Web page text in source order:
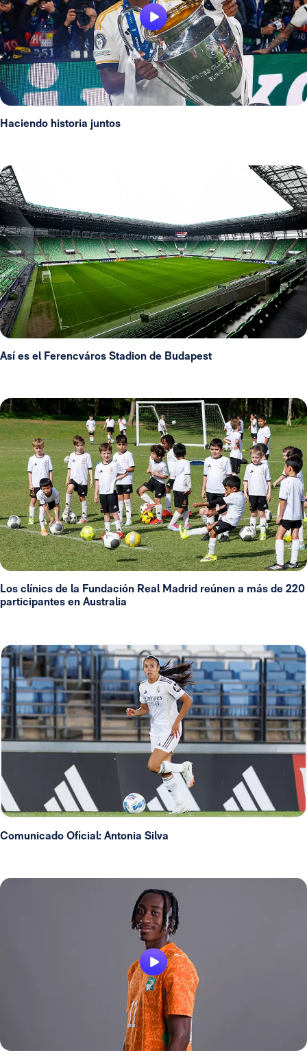
Haciendo historia juntos
Así es el Ferencváros Stadion de Budapest
Los clínics de la Fundación Real Madrid reúnen a más de 220
participantes en Australia
Comunicado Oficial: Antonia Silva